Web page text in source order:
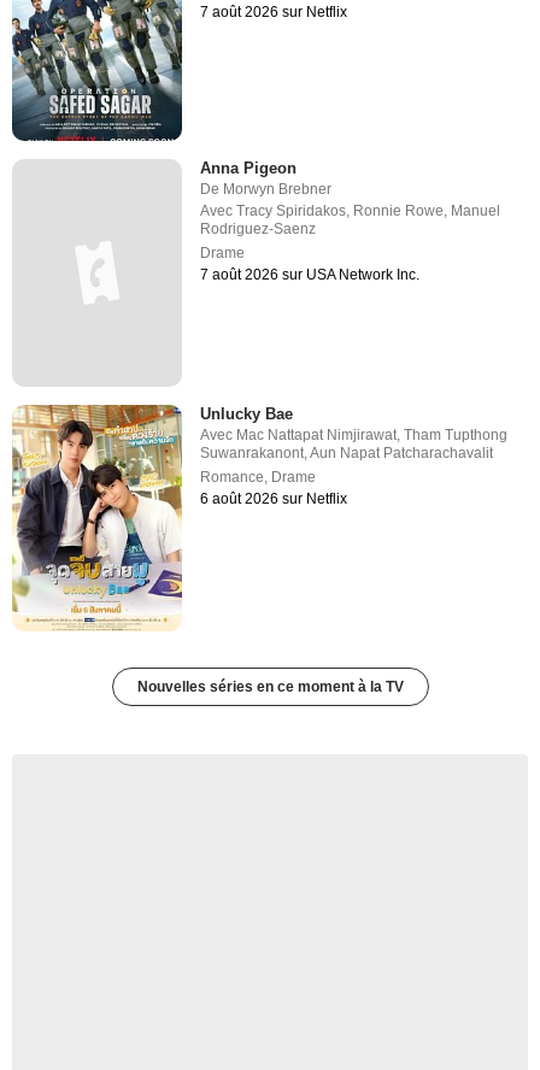
7 août 2026 sur Netflix
Anna Pigeon
De Morwyn Brebner
AvecTracy Spiridakos, Ronnie Rowe, Manuel
Rodriguez-Saenz
Drame
7 août 2026 sur USA Network Inc.
Unlucky Bae
Avec Mac Nattapat Nimjirawat ,Tham Tupthong
Suwanrakanont ,Aun Napat Patcharachavalit
Romance Drame
6 août 2026 sur Netflix
Nouvelles séries en ce moment à la TV